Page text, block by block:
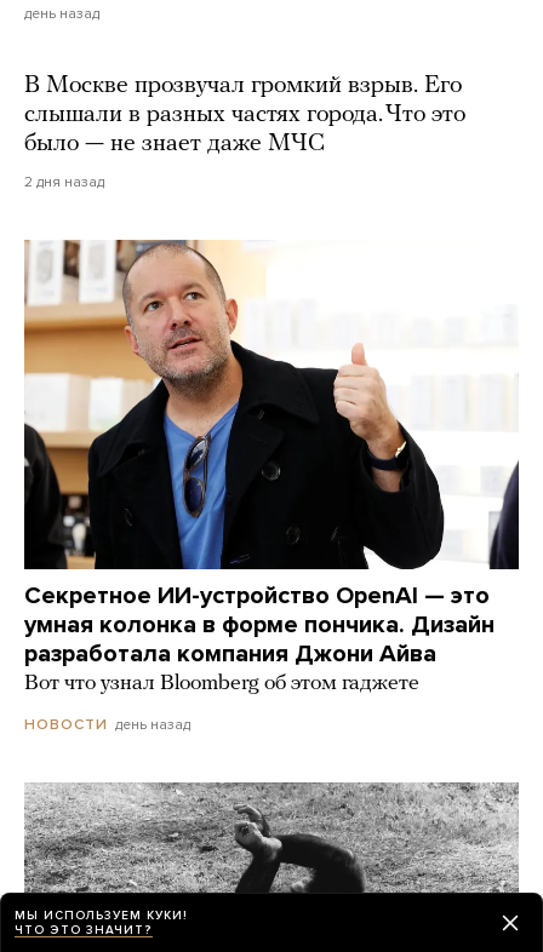
день назад
В Москве прозвучал громкий взрыв. Его
слышали в разных частях города. Что это
было — не знает даже МЧС
2 дня назад
Секретное ИИ-устройство OpenAI — это
умная колонка в форме пончика. Дизайн
разработала компания Джони Айва
Вот что узнал Bloomberg об этом гаджете
НОВОСТИ день назад
МЫ ИСПОЛЬЗУЕМ КУКИ!
ЧТО ЭТО ЗНАЧИТ?